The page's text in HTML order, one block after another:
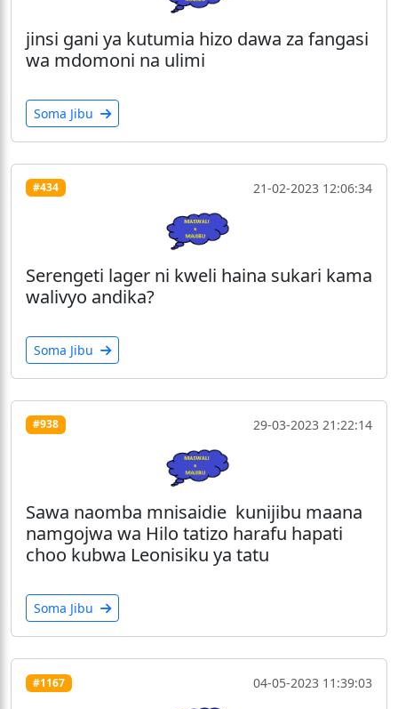
jinsi gani ya kutumia hizo dawa za fangasi
wa mdomoni na ulimi
Soma Jibu
#434 21-02-2023 12:06:34
Serengeti lager ni kweli haina sukari kama
walivyo andika?
Soma Jibu
#938 29-03-2023 21:22:14
Sawa naomba mnisaidie kunijibu maana
namgojwa wa Hilo tatizo harafu hapati
choo kubwa Leonisiku ya tatu
Soma Jibu
#1167 04-05-2023 11:39:03